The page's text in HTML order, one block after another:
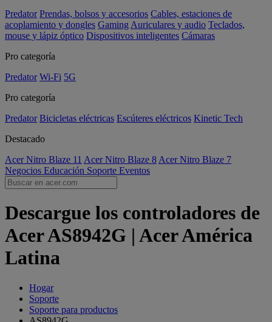
Predator Prendas, bolsos y accesorios Cables, estaciones de
acoplamiento y dongles Gaming Auriculares y audio Teclados,
mouse y lápiz óptico Dispositivos inteligentes Cámaras
Pro categoría
Predator Wi-Fi 5G
Pro categoría
Predator Bicicletas eléctricas Escúteres eléctricos Kinetic Tech
Destacado
Acer Nitro Blaze 11 Acer Nitro Blaze 8 Acer Nitro Blaze 7
Negocios Educación Soporte Eventos
Descargue los controladores de
Acer AS8942G | Acer América
Latina
Hogar
Soporte
Soporte para productos